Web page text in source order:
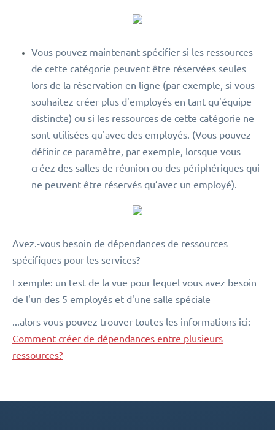
Vous pouvez maintenant spécifier si les ressources
de cette catégorie peuvent être réservées seules
lors de la réservation en ligne (par exemple, si vous
souhaitez créer plus d'employés en tant qu'équipe
distincte) ou si les ressources de cette catégorie ne
sont utilisées qu'avec des employés. (Vous pouvez
définir ce paramètre, par exemple, lorsque vous
créez des salles de réunion ou des périphériques qui
ne peuvent être réservés qu’avec un employé).
Avez.-vous besoin de dépendances de ressources
spécifiques pour les services?
Exemple: un test de la vue pour lequel vous avez besoin
de l'un des 5 employés et d'une salle spéciale
...alors vous pouvez trouver toutes les informations ici:
Comment créer de dépendances entre plusieurs
ressources?